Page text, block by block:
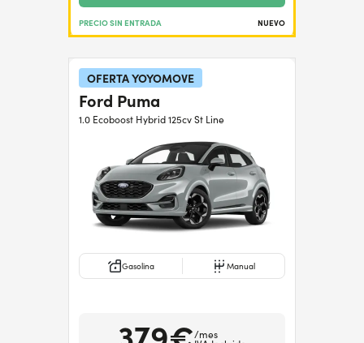
PRECIO SIN ENTRADA NUEVO
OFERTA YOYOMOVE
Ford Puma
1.0 Ecoboost Hybrid 125cv St Line
Gasolina Manual
/mes